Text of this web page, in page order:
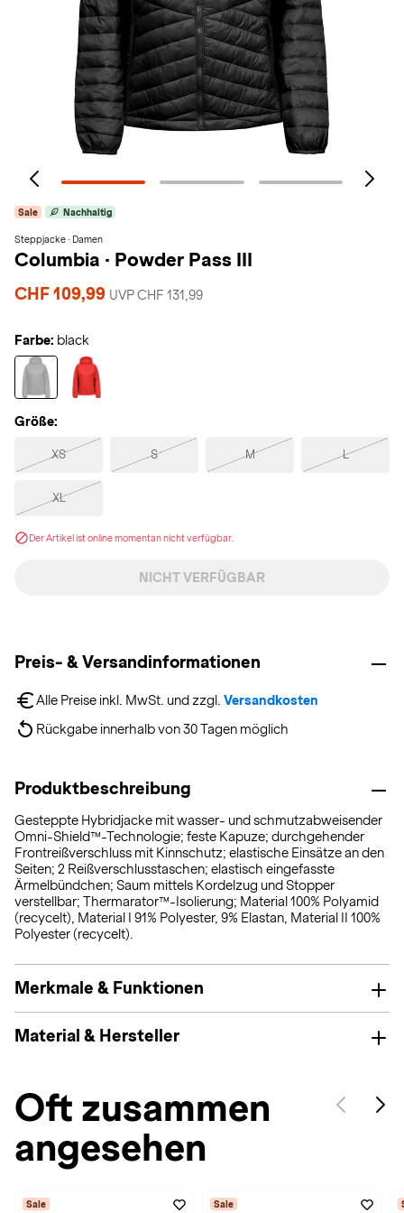
Sale Nachhaltig
Steppjacke · Damen
Columbia · Powder Pass III
CHF 109,99 UVP CHF 131,99
Farbe: black
Größe:
XS S M L
XL
Der Artikel ist online momentan nicht verfügbar.
NICHT VERFÜGBAR
Preis- & Versandinformationen
Alle Preise inkl. MwSt. und zzgl. Versandkosten
Rückgabe innerhalb von 30 Tagen möglich
Produktbeschreibung
Gesteppte Hybridjacke mit wasser- und schmutzabweisender
Omni-Shield™-Technologie; feste Kapuze; durchgehender
Frontreißverschluss mit Kinnschutz; elastische Einsätze an den
Seiten; 2 Reißverschlusstaschen; elastisch eingefasste
Ärmelbündchen; Saum mittels Kordelzug und Stopper
verstellbar; Thermarator™-Isolierung; Material 100% Polyamid
(recycelt), Material I 91% Polyester, 9% Elastan, Material II 100%
Polyester (recycelt).
Merkmale & Funktionen
Material & Hersteller
Oft zusammen
angesehen
Sale Sale